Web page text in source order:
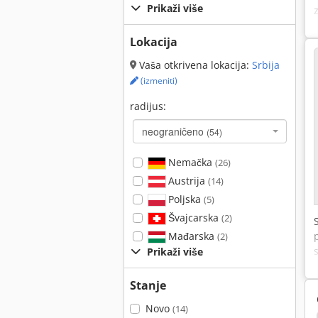
Prikaži više
Lokacija
Vaša otkrivena lokacija: Srbija
(izmeniti)
radijus:
neograničeno (54)
Nemačka (26)
Austrija (14)
Poljska (5)
Švajcarska (2)
Mađarska (2)
Prikaži više
Stanje
Novo (14)